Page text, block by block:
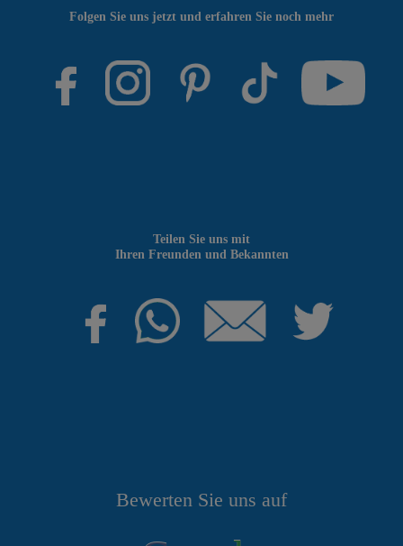
Bewerten Sie uns auf
Teilen Sie uns mit
Ihren Freunden und Bekannten
Folgen Sie uns jetzt und erfahren Sie noch mehr